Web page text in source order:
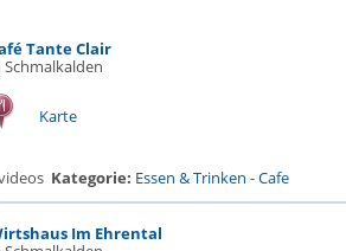
Tante Clair
Schmalkalden
Karte
Kategorie: Essen & Trinken -Cafe
Im Ehrental